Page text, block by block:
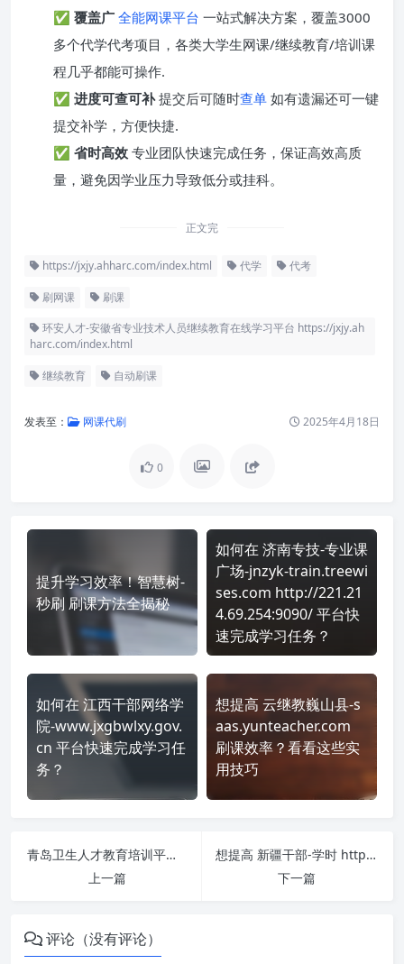
✅ 覆盖广 全能网课平台 一站式解决方案，覆盖3000
多个代学代考项目，各类大学生网课/继续教育/培训课
程几乎都能可操作.
✅ 进度可查可补提交后可随时查单 如有遗漏还可一键
提交补学，方便快捷.
✅ 省时高效 专业团队快速完成任务，保证高效高质
量，避免因学业压力导致低分或挂科。
正文完
https://jxjy.ahharc.com/index.html 代学 代考
刷网课
刷课
环安人才-安徽省专业技术人员继续教育在线学习平台 https://jxjy.ah
harc.com/index.html
继续教育 自动刷课
发表至： 网课代刷 2025年4月18日
0
提升学习效率！智慧树-
秒刷 刷课方法全揭秘
如何在 济南专技-专业课
广场-jnzyk-train.treewi
ses.com http://221.21
4.69.254:9090/ 平台快
速完成学习任务？
如何在 江西干部网络学
院-www.jxgbwlxy.gov.
cn 平台快速完成学习任
务？
想提高 云继教巍山县-s
aas.yunteacher.com
刷课效率？看看这些实
用技巧
青岛卫生人才教育培训平台 https://www.wsjxjy.org/#/ 课程学习无压力！教你高效刷题技巧
上一篇
想提高 新疆干部-学时 https://www.xjgbzx.cn/ 刷课效率？看看这些实用技巧
下一篇
评论（没有评论）